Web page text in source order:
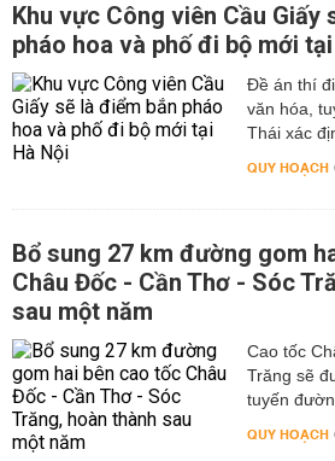
Khu vực Công viên Cầu Giấy
pháo hoa và phố đi bộ mới
Đề án thí
văn hóa,
Thái xác
QUY HOẠCH
Bổ sung 27 km đường gom
Châu Đốc - Cần Thơ - Sóc
sau một năm
Cao tốc
Trăng sẽ
tuyến
QUY HOẠCH